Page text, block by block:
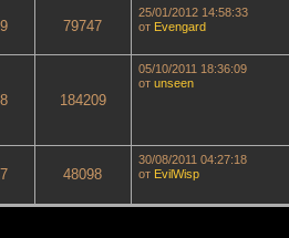
79747
25/01/2012 14:58:33
от Evengard
184209
05/10/2011 18:36:09
отunseen
48098
30/08/2011 04:27:18
от EvilWisp